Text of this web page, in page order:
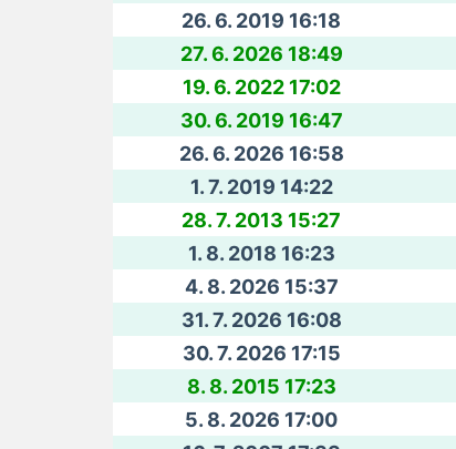
26. 6. 2019 16:18
27. 6. 2026 18:49
19. 6. 2022 17:02
30. 6. 2019 16:47
26. 6. 2026 16:58
1. 7. 2019 14:22
28. 7. 2013 15:27
1. 8. 2018 16:23
4. 8. 2026 15:37
31. 7. 2026 16:08
30. 7. 2026 17:15
8. 8. 2015 17:23
5. 8. 2026 17:00